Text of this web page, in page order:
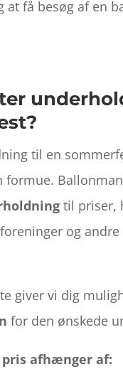
at få besøg af en
til en
formue.
til priser,
og
giver vi dig
for den ønskede
afhænger af: